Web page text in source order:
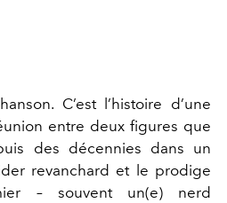
C’est l’histoire d’une
entre deux figures que
des décennies dans un
revanchard et le prodige
– souvent un(e) nerd